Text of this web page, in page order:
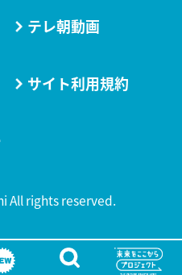
テレ朝動画
サイト利用規約
All rights reserved.